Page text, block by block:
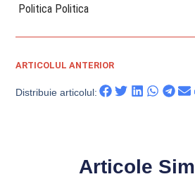
​ Politica Politica
ARTICOLUL ANTERIOR
Distribuie articolul:
Articole